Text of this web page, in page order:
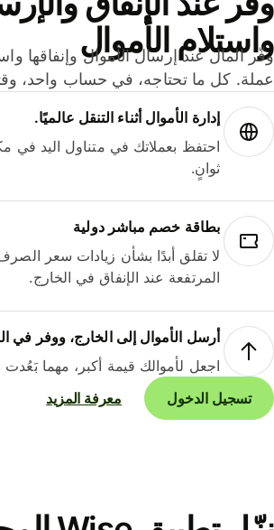
الأموال
كل ما تحتاجه، في حساب واحد،
إدارة الأموال أثناء التنقل عالميًا.
احتفظ بعملاتك في متناول اليد في
ثوانٍ.
بطاقة خصم مباشر دولية
لا تقلق أبدًا بشأن زيادات سعر
المرتفعة عند الإنفاق في الخارج.
أرسل الأموال إلى الخارج، ووفر في
اجعل لأموالك قيمة أكبر، مهما بَعُدت
تسجيل الدخول
معرفة المزيد